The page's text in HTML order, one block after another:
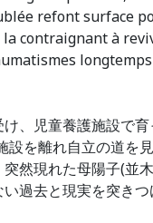
refont surface
contraignant à
、児童養護施設で
設を離れ自立の道を
然現れた母陽子(並
過去と現実を突き